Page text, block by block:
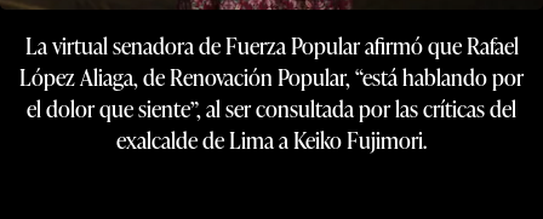
La virtual senadora de Fuerza Popular afirmó que Rafael
López Aliaga, de Renovación Popular, “está hablando por
el dolor que siente”, al ser consultada por las críticas del
exalcalde de Lima a Keiko Fujimori.